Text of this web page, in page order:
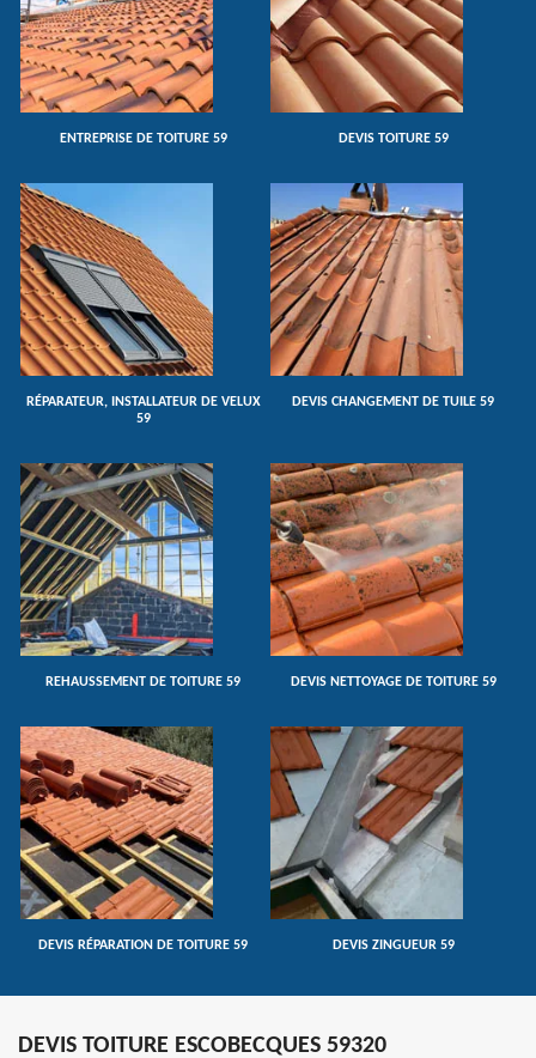
ENTREPRISE DE TOITURE 59 DEVIS TOITURE 59
RÉPARATEUR, INSTALLATEUR DE VELUX
59
DEVIS CHANGEMENT DE TUILE 59
REHAUSSEMENT DE TOITURE 59 DEVIS NETTOYAGE DE TOITURE 59
DEVIS RÉPARATION DE TOITURE 59 DEVIS ZINGUEUR 59
DEVIS TOITURE ESCOBECQUES 59320